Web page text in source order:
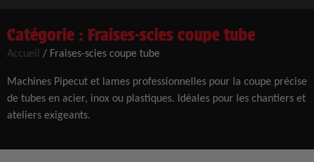
Catégorie : Fraises-scies coupe tube
Accueil / Fraises-scies coupe tube
Machines Pipecut et lames professionnelles pour la coupe précise
de tubes en acier, inox ou plastiques. Idéales pour les chantiers et
ateliers exigeants.